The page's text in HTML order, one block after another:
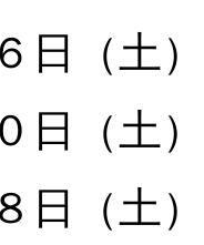
日（土）
日（土）
日（土）